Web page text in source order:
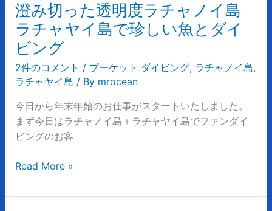
澄み切った透明度ラチャノイ島
ラチャヤイ島で珍しい魚とダイ
ビング
2件のコメント / プーケット ダイビング, ラチャノイ島,
ラチャヤイ島 / By mrocean
今日から年末年始のお仕事がスタートいたしました。
まず今日はラチャノイ島＋ラチャヤイ島でファンダイ
ビングのお客
島
ラ
チ
ャ
ヤ
イ
島
で
珍
い
Read More »